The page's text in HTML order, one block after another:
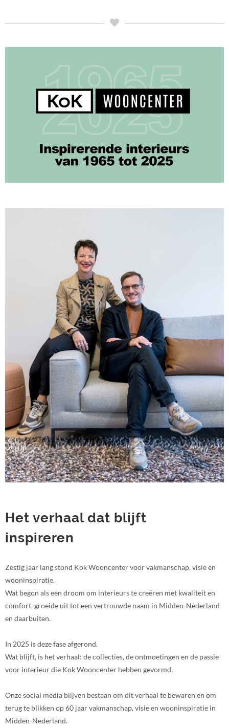
Het verhaal dat blijft
inspireren
Zestig jaar lang stond Kok Wooncenter voor vakmanschap, visie en
wooninspiratie.
Wat begon als een droom om interieurs te creëren met kwaliteit en
comfort, groeide uit tot een vertrouwde naam in Midden-Nederland
en daarbuiten.
In 2025 is deze fase afgerond.
Wat blijft, is het verhaal: de collecties, de ontmoetingen en de passie
voor interieur die Kok Wooncenter hebben gevormd.
Onze social media blijven bestaan om dit verhaal te bewaren en om
terug te blikken op 60 jaar vakmanschap, visie en wooninspiratie in
Midden-Nederland.